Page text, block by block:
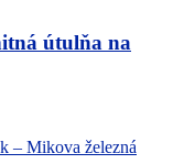
útulňa na